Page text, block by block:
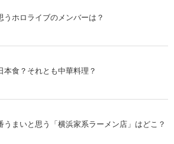
うホロライブのメンバーは？
本食？それとも中華料理？
うまいと思う「横浜家系ラーメン店」はどこ？